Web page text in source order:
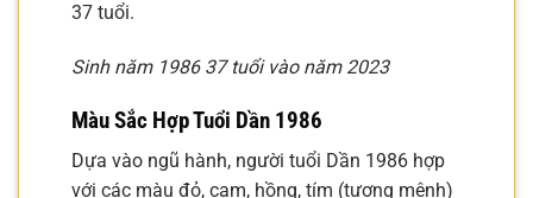
37 tuổi.
Sinh năm 1986 37 tuổi vào năm 2023
Màu Sắc Hợp Tuổi Dần 1986
Dựa vào ngũ hành, người tuổi Dần 1986 hợp
với các màu đỏ, cam, hồng, tím (tương mệnh)